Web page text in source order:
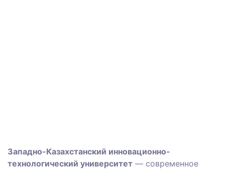
Западно-Казахстанский инновационно-
технологический университет — современное